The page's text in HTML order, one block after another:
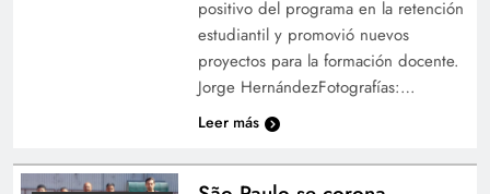
positivo del programa en la retención
estudiantil y promovió nuevos
proyectos para la formación docente.
Jorge HernándezFotografías:…
Leer más